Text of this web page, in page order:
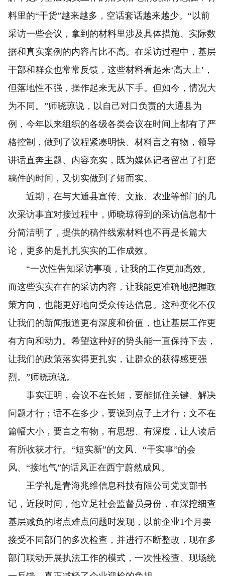
料里的“干货”越来越多，空话套话越来越少。“以前
采访一些会议，拿到的材料里涉及具体措施、实际数
据和真实案例的内容占比不高。在采访过程中，基层
干部和群众也常常反馈，这些材料看起来‘高大上’，
但落地性不强，操作起来无从下手。但如今，情况大
为不同。”师晓琼说，以自己对口负责的大通县为
例，今年以来组织的各级各类会议在时间上都有了严
格控制，做到了议程紧凑明快、材料言之有物，领导
讲话直奔主题、内容充实，既为媒体记者留出了打磨
稿件的时间，又切实做到了短而实。
近期，在与大通县宣传、文旅、农业等部门的几
次采访事宜对接过程中，师晓琼得到的采访信息都十
分简洁明了，提供的稿件线索材料也不再是长篇大
论，更多的是扎扎实实的工作成效。
“一次性告知采访事项，让我的工作更加高效。
而这些实实在在的采访内容，让我能更准确地把握政
策方向，也能更好地向受众传达信息。这种变化不仅
让我们的新闻报道更有深度和价值，也让基层工作更
有方向和动力。希望这种好的势头能一直保持下去，
让我们的政策落实得更扎实，让群众的获得感更强
烈。”师晓琼说。
事实证明，会议不在长短，要能抓住关键、解决
问题才行；话不在多少，要说到点子上才行；文不在
篇幅大小，要言之有物，有思想、有深度，让人读后
有所收获才行。“短实新”的文风、“干实事”的会
风、“接地气”的话风正在西宁蔚然成风。
王学礼是青海兆维信息科技有限公司党支部书
记，近段时间，他立足社会监督员身份，在深挖细查
基层减负的堵点难点问题时发现，以前企业1个月要
接受不同部门的多次检查，并进行不断整改，现在多
部门联动开展执法工作的模式，一次性检查、现场统